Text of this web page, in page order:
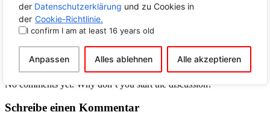
der Datenschutzerklärung und zu Cookies in
der Cookie-Richtlinie.
I confirm I am at least 16 years old
Anpassen Alles ablehnen Alle akzeptieren
Comments
No comments yet. Why don’t you start the discussion?
Schreibe einen Kommentar